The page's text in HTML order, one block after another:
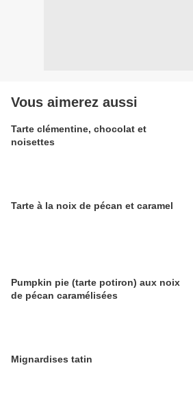
Vous aimerez aussi
Tarte clémentine, chocolat et
noisettes
Tarte à la noix de pécan et caramel
Pumpkin pie (tarte potiron) aux noix
de pécan caramélisées
Mignardises tatin